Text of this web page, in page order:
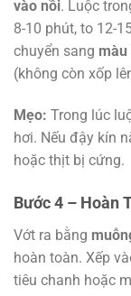
vào nồi. Luộc
8-10 phút, to 12-
chuyển sang màu
(không còn xốp
Mẹo: Trong lúc
hơi. Nếu đậy kín
hoặc thịt bị cứng.
Bước 4 – Hoàn
Vớt ra bằng
hoàn toàn. Xếp
tiêu chanh hoặc